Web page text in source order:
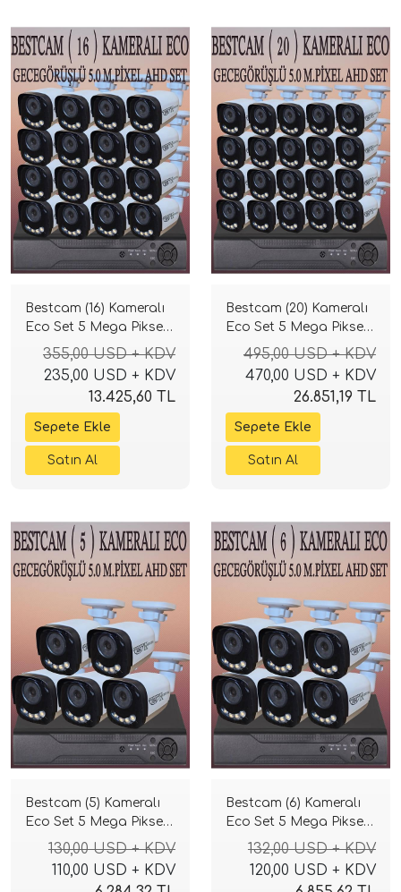
Bestcam (16) Kameralı
Eco Set 5 Mega Piksel
Sony Lensli Full HD
Gece Görüşlü Güvenlik
Kamerası Sistemi
355,00 USD + KDV
235,00 USD + KDV
13.425,60 TL
Bestcam (20) Kameralı
Eco Set 5 Mega Piksel
Sony Lensli Full HD
Gece Görüşlü Güvenlik
Kamerası Sistemi
495,00 USD + KDV
470,00 USD + KDV
26.851,19 TL
Bestcam (5) Kameralı
Eco Set 5 Mega Piksel
Sony Lensli Full HD
Gece Görüşlü Güvenlik
Kamerası Sistemi
130,00 USD + KDV
110,00 USD + KDV
Bestcam (6) Kameralı
Eco Set 5 Mega Piksel
Sony Lensli Full HD
Gece Görüşlü Güvenlik
Kamerası Sistemi
132,00 USD + KDV
120,00 USD + KDV